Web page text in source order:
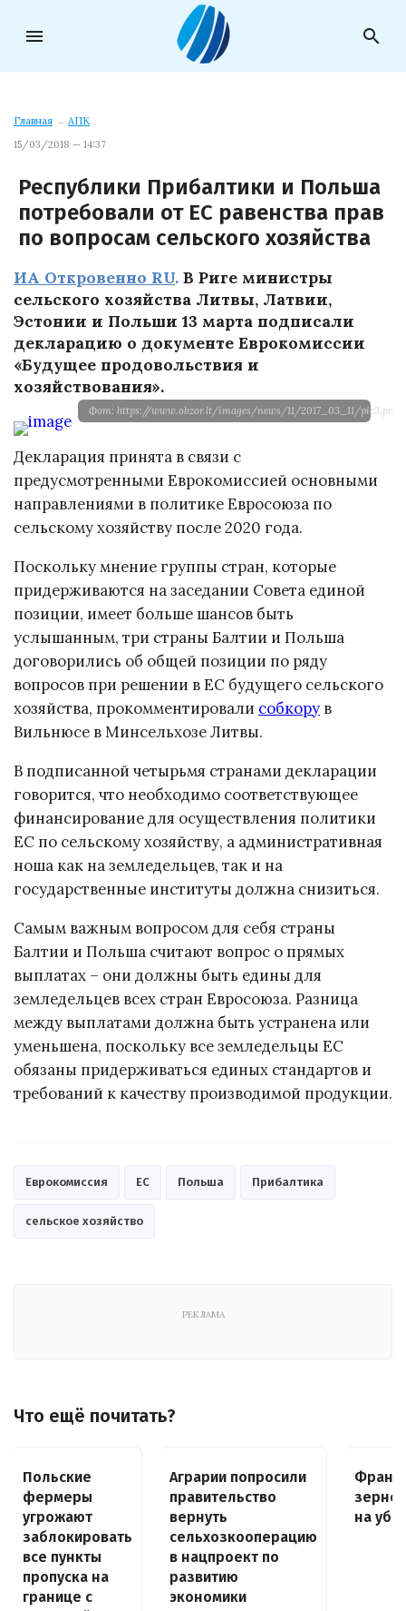
menu search
Главная → АПК
15/03/2018 — 14:37
Республики Прибалтики и Польша
потребовали от ЕС равенства прав
по вопросам сельского хозяйства
ИА Откровенно RU. В Риге министры
сельского хозяйства Литвы, Латвии,
Эстонии и Польши 13 марта подписали
декларацию о документе Еврокомиссии
«Будущее продовольствия и
хозяйствования».
Фот: https://www.obzor.lt/images/news/11/2017_03_11/pic3.png
Декларация принята в связи с
предусмотренными Еврокомиссией основными
направлениями в политике Евросоюза по
сельскому хозяйству после 2020 года.
Поскольку мнение группы стран, которые
придерживаются на заседании Совета единой
позиции, имеет больше шансов быть
услышанным, три страны Балтии и Польша
договорились об общей позиции по ряду
вопросов при решении в ЕС будущего сельского
хозяйства, прокомментировали собкору в
Вильнюсе в Минсельхозе Литвы.
В подписанной четырьмя странами декларации
говорится, что необходимо соответствующее
финансирование для осуществления политики
ЕС по сельскому хозяйству, а административная
ноша как на земледельцев, так и на
государственные институты должна снизиться.
Самым важным вопросом для себя страны
Балтии и Польша считают вопрос о прямых
выплатах – они должны быть едины для
земледельцев всех стран Евросоюза. Разница
между выплатами должна быть устранена или
уменьшена, поскольку все земледельцы ЕС
обязаны придерживаться единых стандартов и
требований к качеству производимой продукции.
Еврокомиссия ЕС Польша Прибалтика
сельское хозяйство
РЕКЛАМА
Что ещё почитать?
Польские
фермеры
угрожают
заблокировать
все пункты
пропуска на
границе с
Аграрии попросили
правительство
вернуть
сельхозкооперацию
в нацпроект по
развитию
экономики
зерно
на